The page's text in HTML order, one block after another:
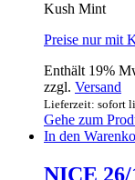
Kush Mint
Preise nur mit
Enthält 19%
zzgl. Versand
Lieferzeit: sofort
Gehe zum
In den
NICE